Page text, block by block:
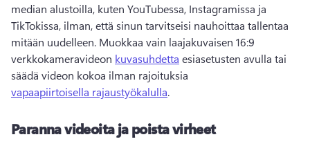
median alustoilla, kuten YouTubessa, Instagramissa ja
TikTokissa, ilman, että sinun tarvitseisi nauhoittaa tallentaa
mitään uudelleen. Muokkaa vain laajakuvaisen 16:9
verkkokameravideon kuvasuhdetta esiasetusten avulla tai
säädä videon kokoa ilman rajoituksia
vapaapiirtoisella rajaustyökalulla.
Paranna videoita ja poista virheet